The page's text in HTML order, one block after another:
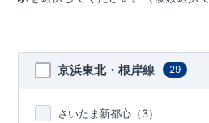
京浜東北・根岸線 29
さいたま新都心（3）